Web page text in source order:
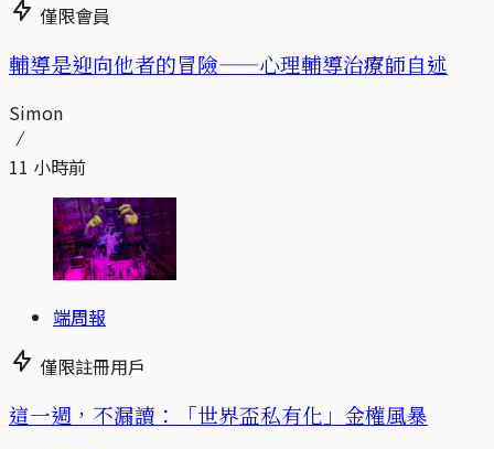
僅限會員
輔導是迎向他者的冒險——心理輔導治療師自述
Simon
11 小時前
端周報
僅限註冊用戶
這一週，不漏讀：「世界盃私有化」金權風暴